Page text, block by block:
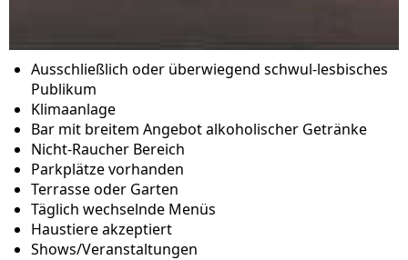
Ausschließlich oder überwiegend schwul-lesbisches
Publikum
Klimaanlage
Bar mit breitem Angebot alkoholischer Getränke
Nicht-Raucher Bereich
Parkplätze vorhanden
Terrasse oder Garten
Täglich wechselnde Menüs
Haustiere akzeptiert
Shows/Veranstaltungen